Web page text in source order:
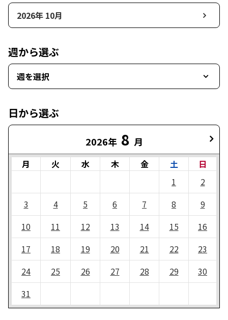
2026年 10月
週から選ぶ
週を選択
日から選ぶ
2026年 8 月
月 火 水 木 金 土
日
1
2
3
4 5 6 7 8
9
10
11 12 13 14 15
16
17
18 19 20 21 22
23
24
25 26 27 28 29
30
31